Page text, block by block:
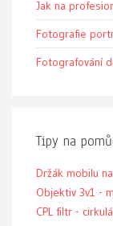
Jak na
Fotografie
Fotografování
Tipy na
Držák mobilu
Objektiv 3v1 -
CPL filtr -